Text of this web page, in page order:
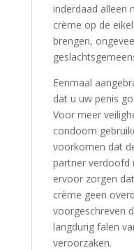
inderdaad alleen
crème op de
brengen,
Eenmaal
dat u uw penis
Voor meer
condoom
voorkomen dat
partner verdoofd
ervoor zorgen
crème geen
voorgeschreven
langdurig falen
veroorzaken.